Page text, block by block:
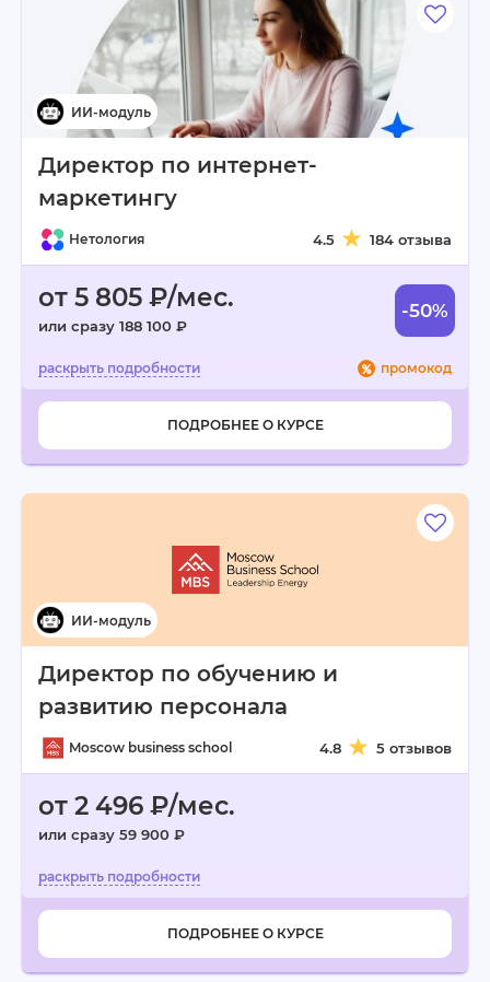
Директор по интернет-
маркетингу
Нетология 4.5 184 отзыва
от 5 805 ₽/мес.
или сразу 188 100 ₽
-50%
промокод
ПОДРОБНЕЕ О КУРСЕ
Директор по обучению и
развитию персонала
Moscow business school 4.8 5 отзывов
от 2 496 ₽/мес.
или сразу 59 900 ₽
ПОДРОБНЕЕ О КУРСЕ